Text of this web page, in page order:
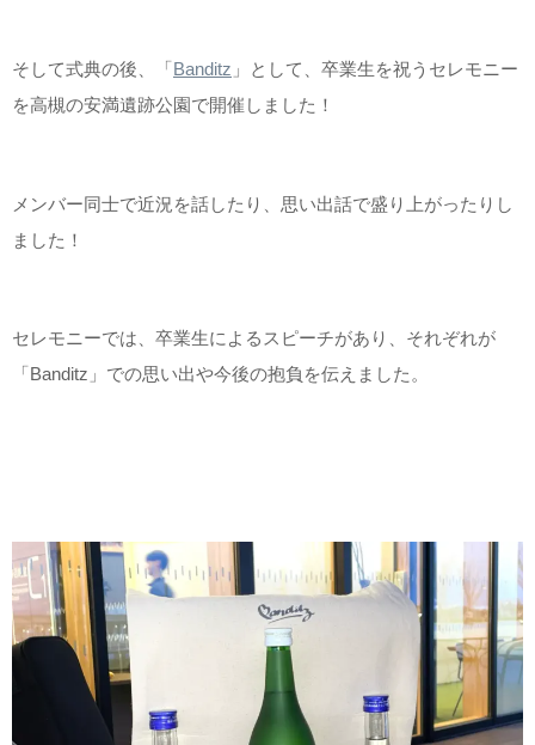
そして式典の後、「Banditz 」として、卒業生を祝うセレモニー
を高槻の安満遺跡公園で開催しました！
メンバー同士で近況を話したり、思い出話で盛り上がったりし
ました！
セレモニーでは、卒業生によるスピーチがあり、それぞれが
「Banditz」での思い出や今後の抱負を伝えました。